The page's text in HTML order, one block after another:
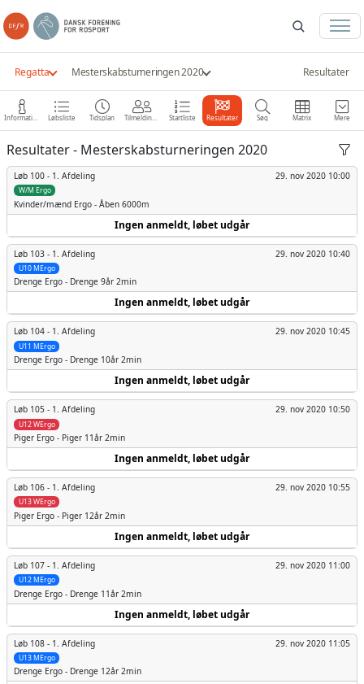
Regatta Mesterskabsturneringen 2020 Resultater
Information Løbsliste Tidsplan Tilmeldinger Startliste Resultater Søg Matrix Mere
Resultater - Mesterskabsturneringen 2020
Løb 100 - 1. Afdeling 29. nov 2020 10:00
W/M Ergo
Kvinder/mænd Ergo - Åben 6000m
Ingen anmeldt, løbet udgår
Løb 103 - 1. Afdeling 29. nov 2020 10:40
U10 MErgo
Drenge Ergo - Drenge 9år 2min
Ingen anmeldt, løbet udgår
Løb 104 - 1. Afdeling 29. nov 2020 10:45
U11 MErgo
Drenge Ergo - Drenge 10år 2min
Ingen anmeldt, løbet udgår
Løb 105 - 1. Afdeling 29. nov 2020 10:50
U12 WErgo
Piger Ergo - Piger 11år 2min
Ingen anmeldt, løbet udgår
Løb 106 - 1. Afdeling 29. nov 2020 10:55
U13 WErgo
Piger Ergo - Piger 12år 2min
Ingen anmeldt, løbet udgår
Løb 107 - 1. Afdeling 29. nov 2020 11:00
U12 MErgo
Drenge Ergo - Drenge 11år 2min
Ingen anmeldt, løbet udgår
Løb 108 - 1. Afdeling 29. nov 2020 11:05
U13 MErgo
Drenge Ergo - Drenge 12år 2min